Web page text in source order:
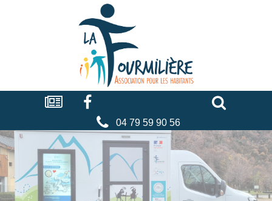
La
fourmilière
Actualités Facebook
04 79 59 90 56
Cookies management panel